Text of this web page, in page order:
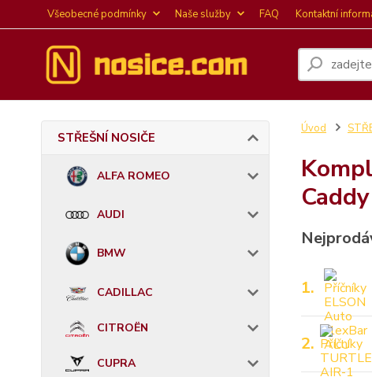
Všeobecné podmínky Naše služby FAQ Kontaktní
STŘEŠNÍ NOSIČE
ALFA ROMEO
AUDI
BMW
CADILLAC
CITROËN
CUPRA
Úvod
1.
2.